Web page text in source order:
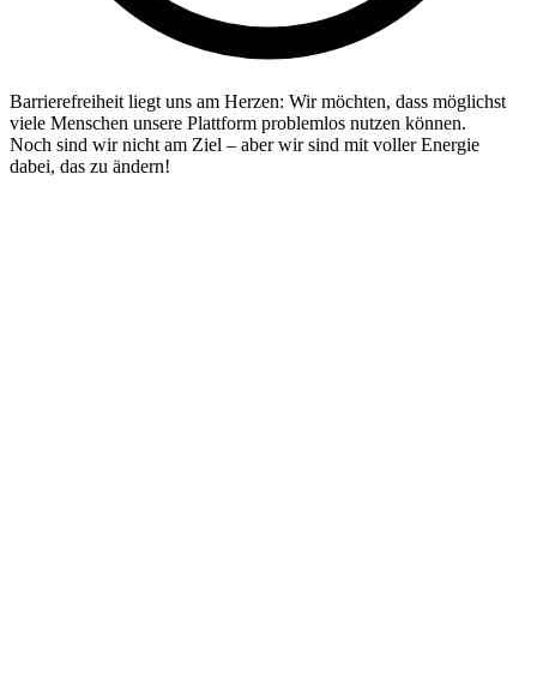
Barrierefreiheit liegt uns am Herzen: Wir möchten, dass möglichst
viele Menschen unsere Plattform problemlos nutzen können.
Noch sind wir nicht am Ziel – aber wir sind mit voller Energie
dabei, das zu ändern!